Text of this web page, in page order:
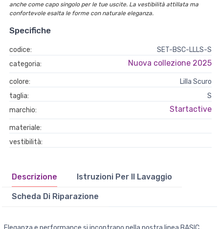
anche come capo singolo per le tue uscite. La vestibilità attillata ma
confortevole esalta le forme con naturale eleganza.
Specifiche
codice:
SET-BSC-LLLS-S
categoria:
Nuova collezione 2025
colore:
Lilla Scuro
taglia:
S
marchio:
Startactive
materiale:
vestibilità:
Descrizione Istruzioni Per Il Lavaggio
Scheda Di Riparazione